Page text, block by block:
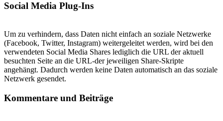
Social Media Plug-Ins
Um zu verhindern, dass Daten nicht einfach an soziale Netzwerke
(Facebook, Twitter, Instagram) weitergeleitet werden, wird bei den
verwendeten Social Media Shares lediglich die URL der aktuell
besuchten Seite an die URL-der jeweiligen Share-Skripte
angehängt. Dadurch werden keine Daten automatisch an das soziale
Netzwerk gesendet.
Kommentare und Beiträge